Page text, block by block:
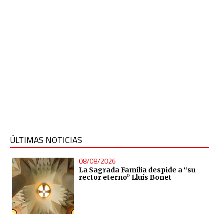
ÚLTIMAS NOTICIAS
08/08/2026
La Sagrada Familia despide a “su
rector eterno” Lluís Bonet